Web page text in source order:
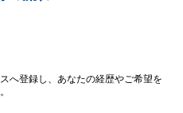
へ登録し、あなたの経歴やご希望を